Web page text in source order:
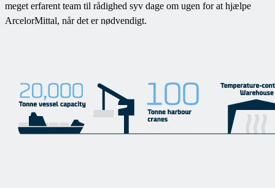
meget erfarent team til rådighed syv dage om ugen for at hjælpe
ArcelorMittal, når det er nødvendigt.